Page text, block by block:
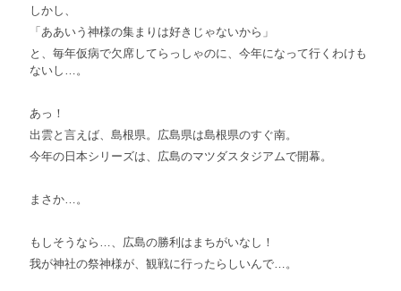
しかし、
「ああいう神様の集まりは好きじゃないから」
と、毎年仮病で欠席してらっしゃのに、今年になって行くわけも
ないし…。
あっ！
出雲と言えば、島根県。広島県は島根県のすぐ南。
今年の日本シリーズは、広島のマツダスタジアムで開幕。
まさか…。
もしそうなら…、広島の勝利はまちがいなし！
我が神社の祭神様が、観戦に行ったらしいんで…。